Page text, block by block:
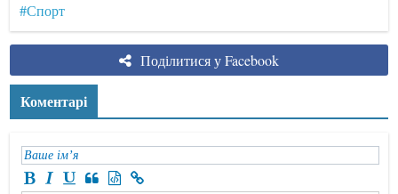
#Спорт
Поділитися у Facebook
Коментарі